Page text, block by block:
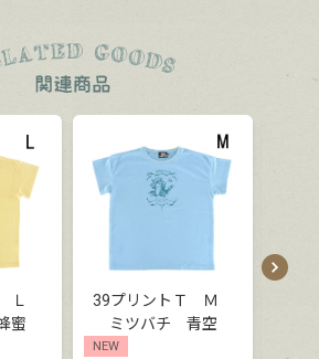
Ｌ
蜜
39プリントＴ Ｍ
ミツバチ 青空
NEW